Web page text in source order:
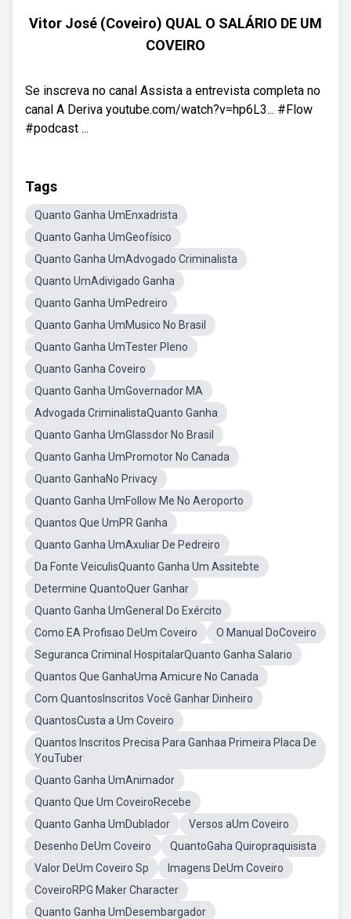
Vitor José (Coveiro) QUAL O SALÁRIO DE UM
COVEIRO
Se inscreva no canal Assista a entrevista completa no
canal A Deriva youtube.com/watch?v=hp6L3... #Flow
#podcast ...
Tags
Quanto Ganha UmEnxadrista
Quanto Ganha UmGeofísico
Quanto Ganha UmAdvogado Criminalista
Quanto UmAdivigado Ganha
Quanto Ganha UmPedreiro
Quanto Ganha UmMusico No Brasil
Quanto Ganha UmTester Pleno
Quanto Ganha Coveiro
Quanto Ganha UmGovernador MA
Advogada CriminalistaQuanto Ganha
Quanto Ganha UmGlassdor No Brasil
Quanto Ganha UmPromotor No Canada
Quanto GanhaNo Privacy
Quanto Ganha UmFollow Me No Aeroporto
Quantos Que UmPR Ganha
Quanto Ganha UmAxuliar De Pedreiro
Da Fonte VeiculisQuanto Ganha Um Assitebte
Determine QuantoQuer Ganhar
Quanto Ganha UmGeneral Do Exército
Como EA Profisao DeUm Coveiro
O Manual DoCoveiro
Seguranca Criminal HospitalarQuanto Ganha Salario
Quantos Que GanhaUma Amicure No Canada
Com QuantosInscritos Você Ganhar Dinheiro
QuantosCusta a Um Coveiro
Quantos Inscritos Precisa Para Ganhaa Primeira Placa De
YouTuber
Quanto Ganha UmAnimador
Quanto Que Um CoveiroRecebe
Quanto Ganha UmDublador
Versos aUm Coveiro
Desenho DeUm Coveiro
QuantoGaha Quiropraquisista
Valor DeUm Coveiro Sp
Imagens DeUm Coveiro
CoveiroRPG Maker Character
Quanto Ganha UmDesembargador